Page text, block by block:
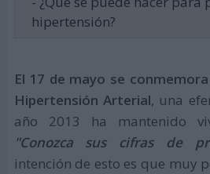
hipertensión?
El 17 de mayo se
Hipertensión Arterial, una
año 2013 ha mantenido
"Conozca sus cifras de
intención de esto es que muy